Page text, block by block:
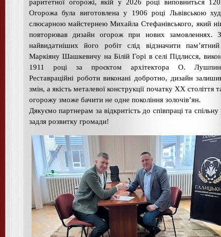
раритетної огорожі, якій у 2026 році виповниться
Огорожа була виготовлена у 1906 році Львівською
слюсарною майстернею Михайла Стефанівського, який
повторював дизайн огорож при нових замовленнях.
найвидатніших його робіт слід відзначити
Маркіяну Шашкевичу на Білій Горі в селі Підлисся,
1911 році за проєктом архітектора О.
Реставраційні роботи виконані добротно, дизайн
змін, а якість металевої конструкції початку XX століття
огорожу зможе бачити не одне покоління золочів’ян.
Дякуємо партнерам за відкритість до співпраці та
задля розвитку громади!